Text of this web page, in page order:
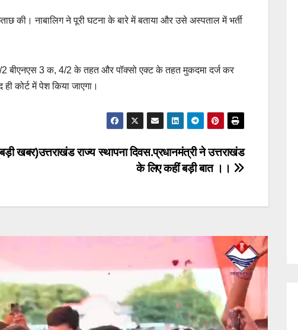
की। नाबालिग ने पूरी घटना के बारे में बताया और उसे अस्पताल में भर्ती
बीएनएस 3 क, 4/2 के तहत और पॉक्सो एक्ट के तहत मुकदमा दर्ज कर
कोर्ट में पेश किया जाएगा।
खबर)उत्तराखंड राज्य स्थापना दिवस.प्रधानमंत्री ने उत्तराखंड
के लिए कहीं बड़ी बात ।।